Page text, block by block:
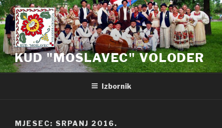
Preskoči
na
sadržaj
KUD "MOSLAVEC" VOLODER
Izbornik
MJESEC: SRPANJ 2016.